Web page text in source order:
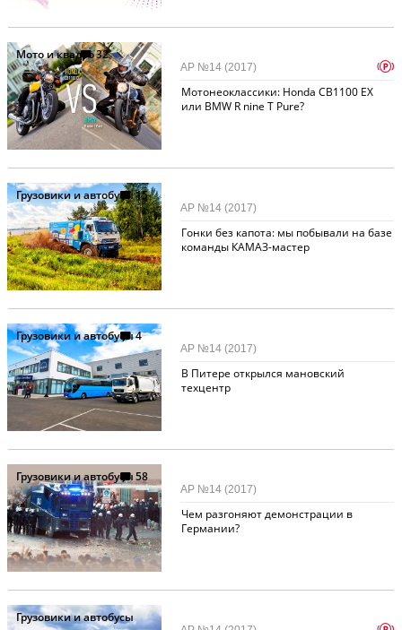
Мото и квадро32
Мотонеоклассики: Honda CB1100 EX
или BMW R nine T Pure?
АР №14 (2017) p
Грузовики и автобусы15
Гонки без капота: мы побывали на базе
команды КАМАЗ-мастер
АР №14 (2017)
Грузовики и автобусы4
В Питере открылся мановский
техцентр
АР №14 (2017)
Грузовики и автобусы58
Чем разгоняют демонстрации в
Германии?
АР №14 (2017)
Грузовики и автобусы